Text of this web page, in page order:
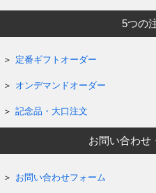
5つの
定番ギフトオーダー
オンデマンドオーダー
記念品・大口注文
お問い合わせ
お問い合わせフォーム